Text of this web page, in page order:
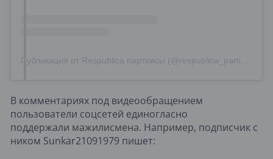
В комментариях под видеообращением
пользователи соцсетей единогласно
поддержали мажилисмена. Например, подписчик с
ником Sunkar21091979 пишет: